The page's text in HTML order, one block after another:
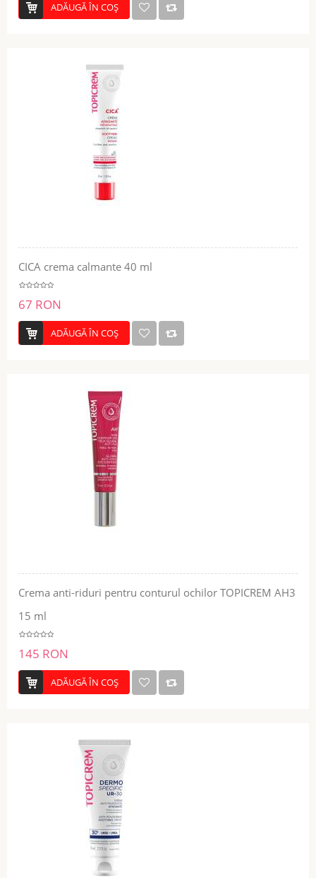
ADĂUGĂ ÎN COŞ
CICA crema calmante 40 ml
67 RON
ADĂUGĂ ÎN COŞ
Crema anti-riduri pentru conturul ochilor TOPICREM AH3
15 ml
145 RON
ADĂUGĂ ÎN COŞ